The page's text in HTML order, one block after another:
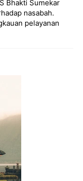
Bhakti Sumekar
nasabah.
pelayanan